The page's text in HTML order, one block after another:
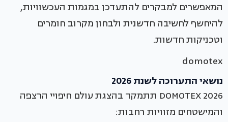
המאפשרים למבקרים להתעדכן במגמות העכשוויות,
להיחשף לחשיבה חדשנית ולבחון מקרוב חומרים
וטכניקות חדשות.
domotex
נושאי התערוכה לשנת 2026
DOMOTEX 2026 תתמקד בהצגת עולם חיפויי הרצפה
והמישטחים מזוויות רחבות: